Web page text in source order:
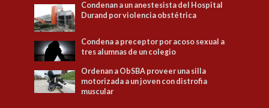
Condenan a un anestesista del Hospital
Durand por violencia obstétrica
Condena a preceptor por acoso sexual a
tres alumnas de un colegio
Ordenan a ObSBA proveer una silla
motorizada a un joven con distrofia
muscular